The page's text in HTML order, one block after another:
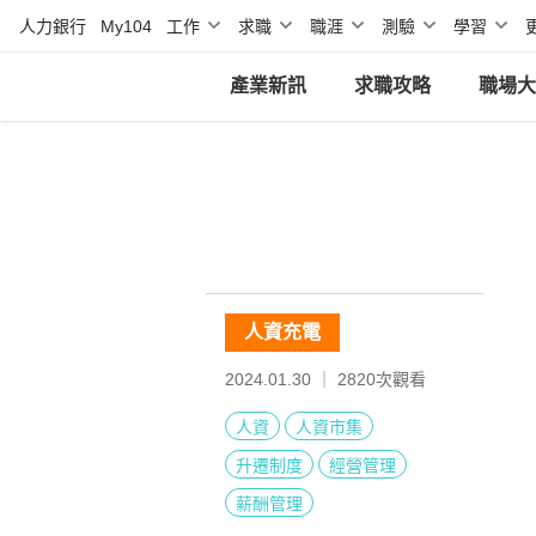
人力銀行 My104 工作 求職 職涯 測驗 學習
產業新訊 求職攻略 職場
人資充電
2024.01.30 ｜ 2820次觀看
人資
人資市集
升遷制度
經營管理
薪酬管理